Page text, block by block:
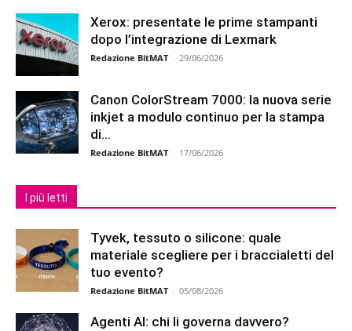
Xerox: presentate le prime stampanti
dopo l’integrazione di Lexmark
Redazione BitMAT - 29/06/2026
Canon ColorStream 7000: la nuova serie
inkjet a modulo continuo per la stampa
di...
Redazione BitMAT - 17/06/2026
I più letti
Tyvek, tessuto o silicone: quale
materiale scegliere per i braccialetti del
tuo evento?
Redazione BitMAT - 05/08/2026
Agenti AI: chi li governa davvero?